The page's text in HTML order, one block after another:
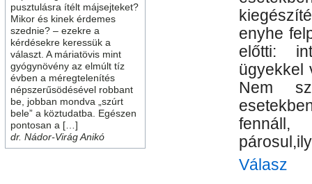
pusztulásra ítélt májsejteket?
Mikor és kinek érdemes
szednie? – ezekre a
kérdésekre keressük a
választ. A máriatövis mint
gyógynövény az elmúlt tíz
évben a méregtelenítés
népszerűsödésével robbant
be, jobban mondva „szúrt
bele” a köztudatba. Egészen
pontosan a […]
dr. Nádor-Virág Anikó
enyhe
előtti:
ügyekkel
Nem
Válasz